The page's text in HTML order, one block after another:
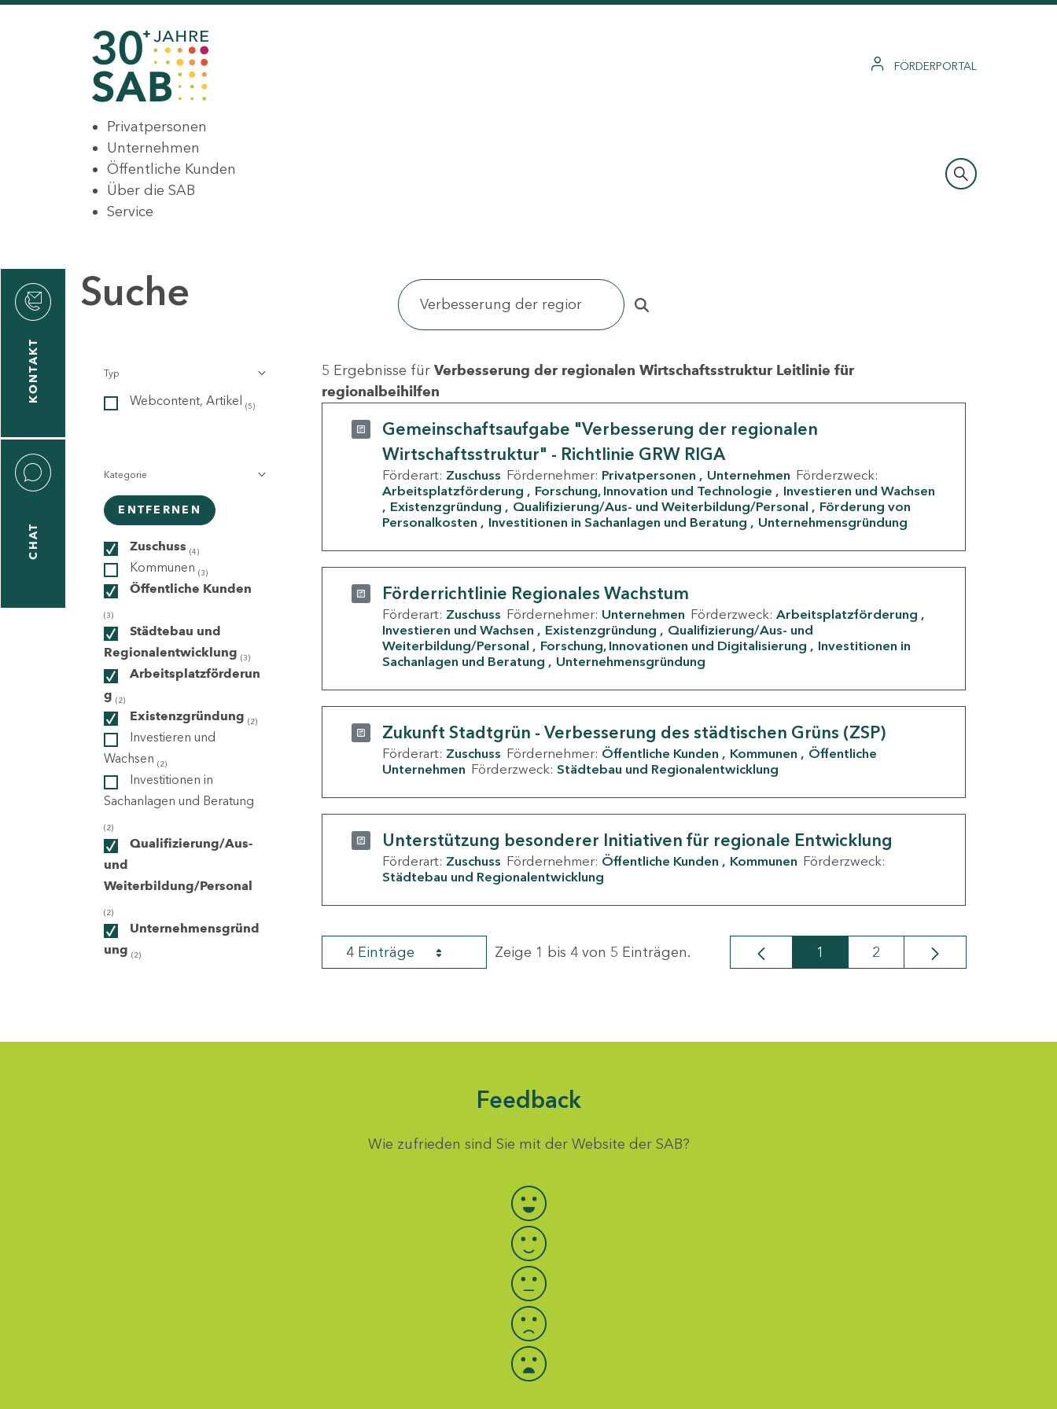
FÖRDERPORTAL
Privatpersonen
Unternehmen
Öffentliche Kunden
Über die SAB
Service
KONTAKT
CHAT
Suche
Typ
Webcontent, Artikel (5)
Kategorie
ENTFERNEN
Zuschuss (4)
Kommunen (3)
Öffentliche Kunden
(3)
Städtebau und
Regionalentwicklung (3)
Arbeitsplatzförderun
g (2)
Existenzgründung (2)
Investieren und
Wachsen (2)
Investitionen in
Sachanlagen und Beratung
(2)
Qualifizierung/Aus-
und
Weiterbildung/Personal
(2)
Unternehmensgründ
ung (2)
5 Ergebnisse für Verbesserung der regionalen Wirtschaftsstruktur Leitlinie für
regionalbeihilfen
Gemeinschaftsaufgabe "Verbesserung der regionalen
Wirtschaftsstruktur" - Richtlinie GRW RIGA
Förderart: Zuschuss Fördernehmer: Privatpersonen Unternehmen Förderzweck:
Arbeitsplatzförderung
Forschung, Innovation und Technologie
Investieren und Wachsen
Existenzgründung
Qualifizierung/Aus- und Weiterbildung/Personal
Förderung von
Personalkosten
Investitionen in Sachanlagen und Beratung Unternehmensgründung
Förderrichtlinie Regionales Wachstum
Förderart: Zuschuss Fördernehmer: Unternehmen Förderzweck: Arbeitsplatzförderung
Investieren und Wachsen
Existenzgründung
Qualifizierung/Aus- und
Weiterbildung/Personal
Forschung, Innovationen und Digitalisierung
Investitionen in
Sachanlagen und Beratung
Unternehmensgründung
Zukunft Stadtgrün - Verbesserung des städtischen Grüns (ZSP)
Förderart: Zuschuss Fördernehmer: Öffentliche Kunden Kommunen
Öffentliche
Unternehmen Förderzweck: Städtebau und Regionalentwicklung
Unterstützung besonderer Initiativen für regionale Entwicklung
Förderart: Zuschuss Fördernehmer: Öffentliche Kunden Kommunen Förderzweck:
Städtebau und Regionalentwicklung
4 Einträge Zeige 1 bis 4 von 5 Einträgen. Seite
1 Seite
2
Feedback
Wie zufrieden sind Sie mit der Website der SAB?
Bewertung auswählen